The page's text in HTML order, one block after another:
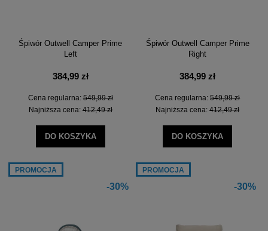
Śpiwór Outwell Camper Prime
Left
384,99 zł
Cena regularna:549,99 zł
Najniższa cena:412,49 zł
DO KOSZYKA
Śpiwór Outwell Camper Prime
Right
384,99 zł
Cena regularna:549,99 zł
Najniższa cena:412,49 zł
DO KOSZYKA
-30%
PROMOCJA
-30%
PROMOCJA